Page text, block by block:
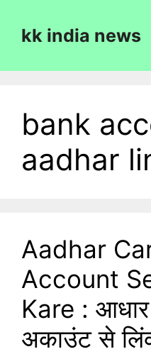
contentkk india news
bank
aadhar
Aadhar
Account
Kare : आधार
अकाउंट से